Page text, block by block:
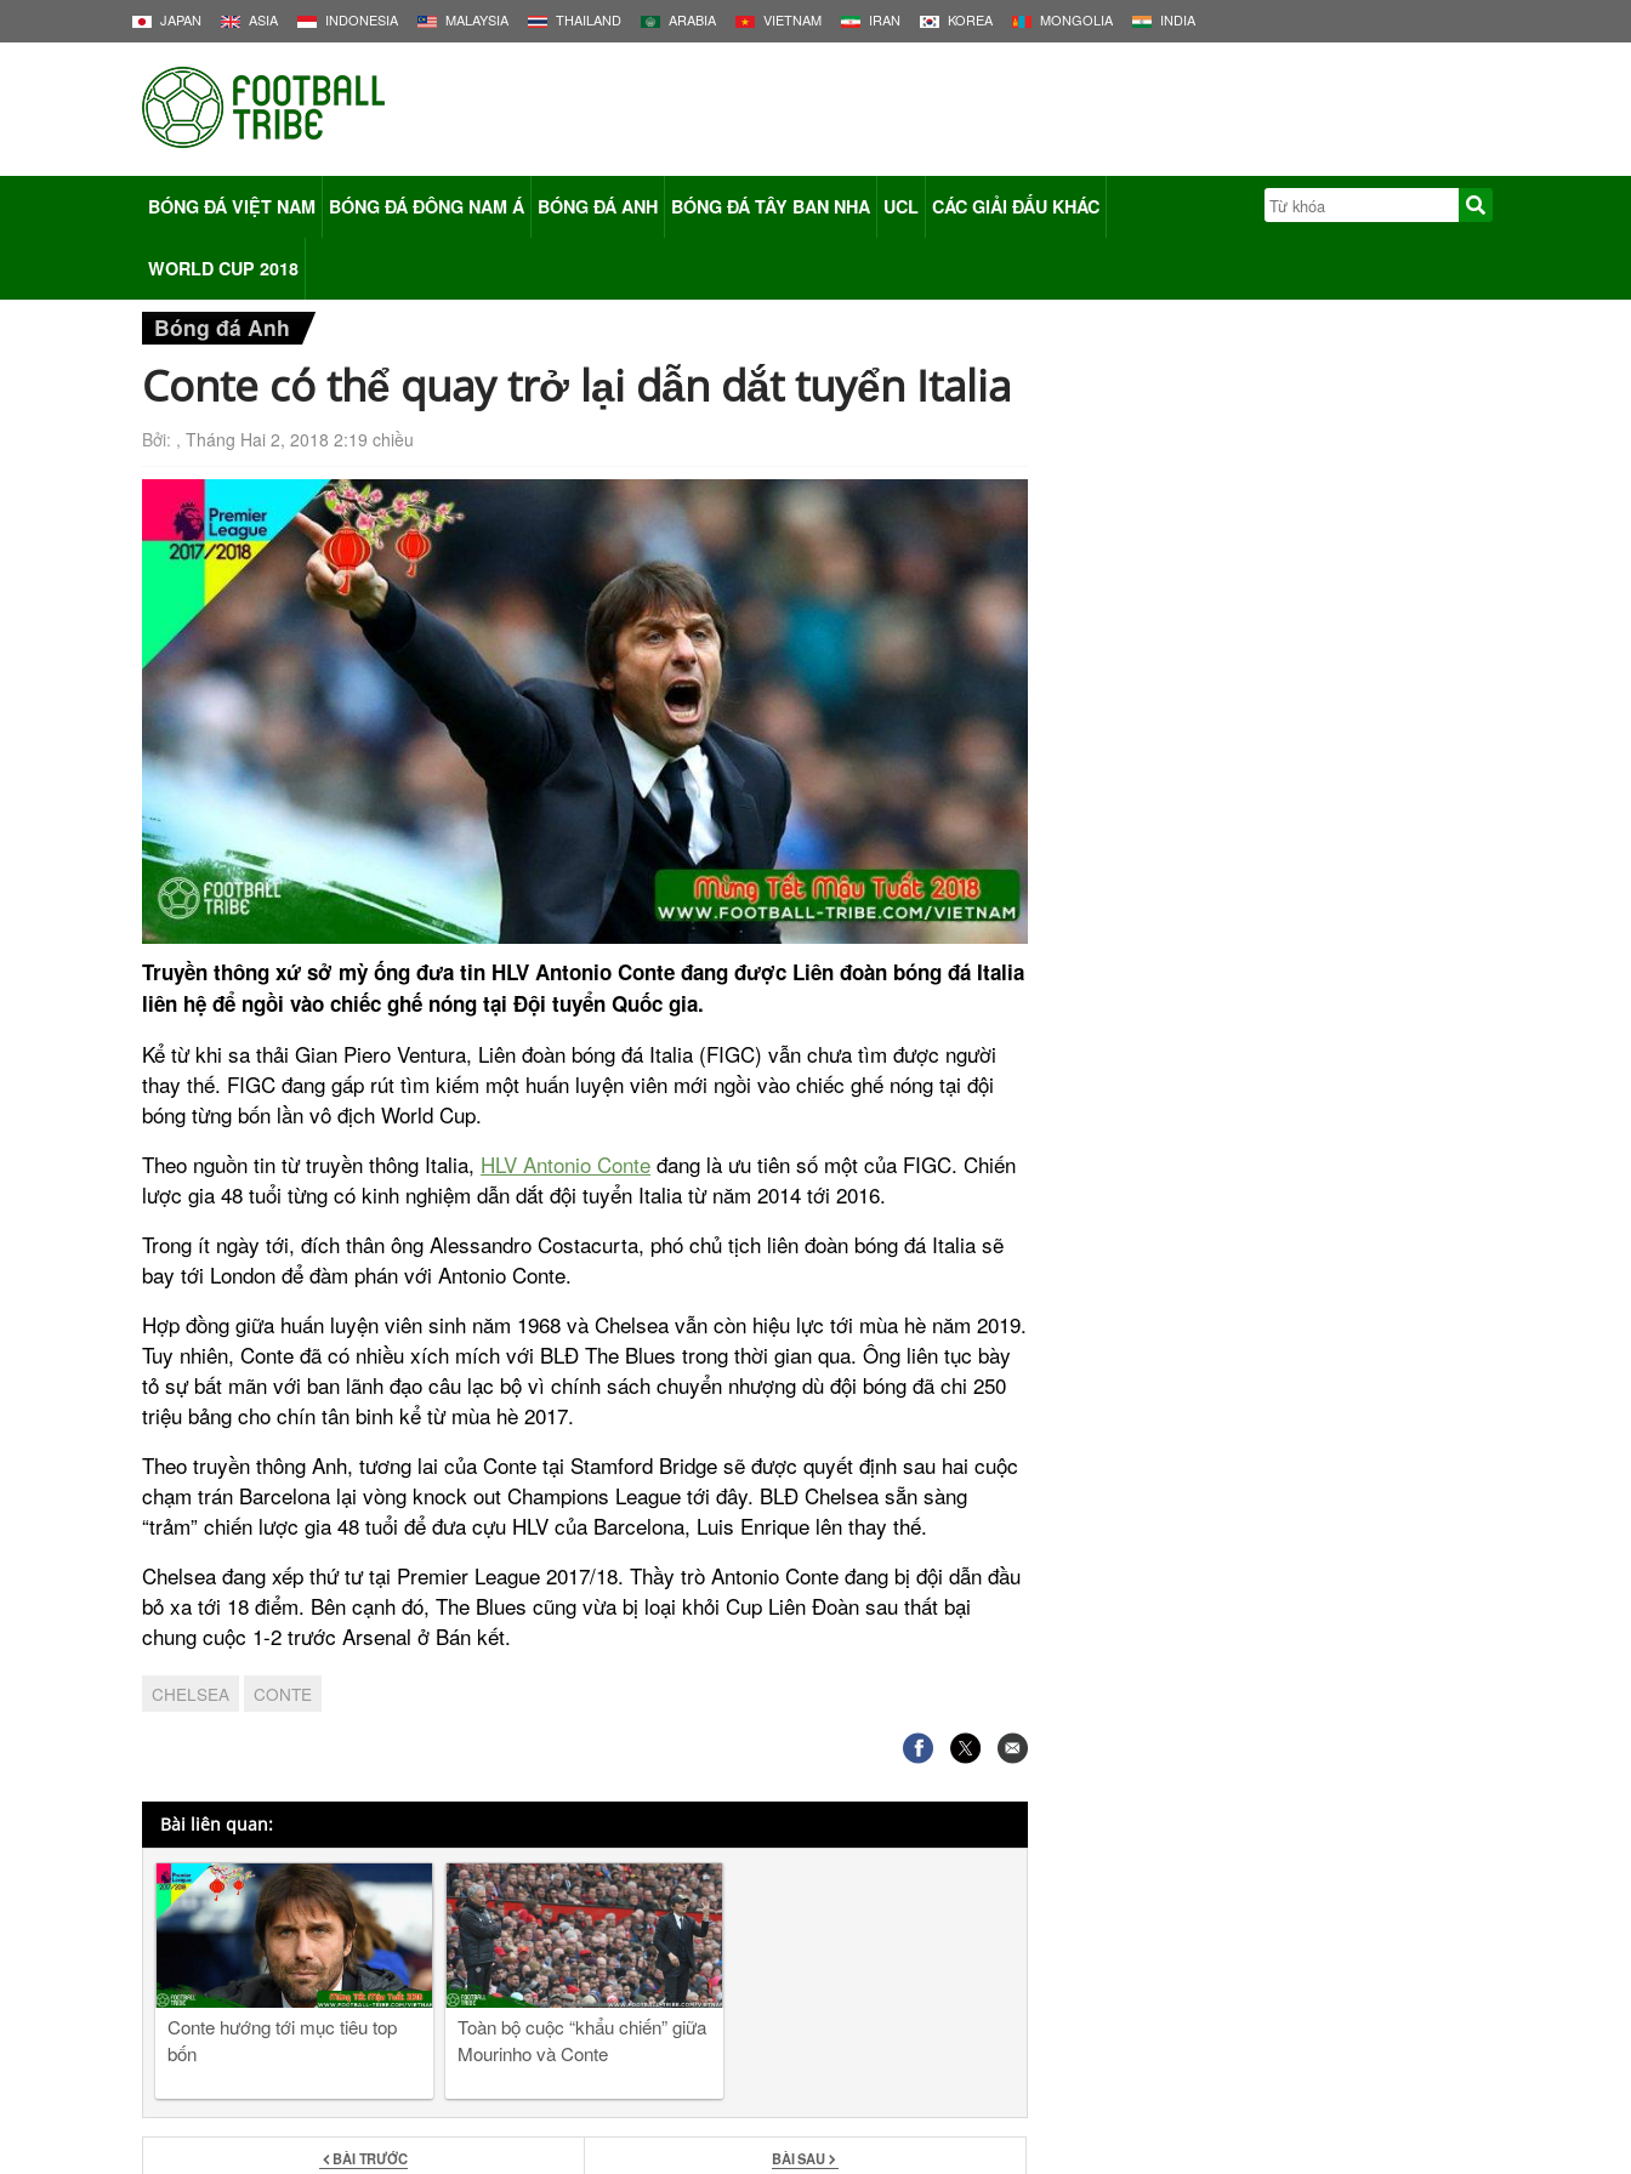
JAPAN ASIA INDONESIA MALAYSIA THAILAND ARABIA VIETNAM IRAN KOREA MONGOLIA INDIA
BÓNG ĐÁ VIỆT NAM BÓNG ĐÁ ĐÔNG NAM Á BÓNG ĐÁ ANH BÓNG ĐÁ TÂY BAN NHA UCL CÁC GIẢI ĐẤU KHÁC
WORLD CUP 2018
Bóng đá Anh
Conte có thể quay trở lại dẫn dắt tuyển Italia
Bởi: , Tháng Hai 2, 2018 2:19 chiều
Truyền thông xứ sở mỳ ống đưa tin HLV Antonio Conte đang được Liên đoàn bóng đá Italia
liên hệ để ngồi vào chiếc ghế nóng tại Đội tuyển Quốc gia.
Kể từ khi sa thải Gian Piero Ventura, Liên đoàn bóng đá Italia (FIGC) vẫn chưa tìm được người
thay thế. FIGC đang gấp rút tìm kiếm một huấn luyện viên mới ngồi vào chiếc ghế nóng tại đội
bóng từng bốn lần vô địch World Cup.
Theo nguồn tin từ truyền thông Italia, HLV Antonio Conte đang là ưu tiên số một của FIGC. Chiến
lược gia 48 tuổi từng có kinh nghiệm dẫn dắt đội tuyển Italia từ năm 2014 tới 2016.
Trong ít ngày tới, đích thân ông Alessandro Costacurta, phó chủ tịch liên đoàn bóng đá Italia sẽ
bay tới London để đàm phán với Antonio Conte.
Hợp đồng giữa huấn luyện viên sinh năm 1968 và Chelsea vẫn còn hiệu lực tới mùa hè năm 2019.
Tuy nhiên, Conte đã có nhiều xích mích với BLĐ The Blues trong thời gian qua. Ông liên tục bày
tỏ sự bất mãn với ban lãnh đạo câu lạc bộ vì chính sách chuyển nhượng dù đội bóng đã chi 250
triệu bảng cho chín tân binh kể từ mùa hè 2017.
Theo truyền thông Anh, tương lai của Conte tại Stamford Bridge sẽ được quyết định sau hai cuộc
chạm trán Barcelona lại vòng knock out Champions League tới đây. BLĐ Chelsea sẵn sàng
“trảm” chiến lược gia 48 tuổi để đưa cựu HLV của Barcelona, Luis Enrique lên thay thế.
Chelsea đang xếp thứ tư tại Premier League 2017/18. Thầy trò Antonio Conte đang bị đội dẫn đầu
bỏ xa tới 18 điểm. Bên cạnh đó, The Blues cũng vừa bị loại khỏi Cup Liên Đoàn sau thất bại
chung cuộc 1-2 trước Arsenal ở Bán kết.
CHELSEA CONTE
Bài liên quan:
Conte hướng tới mục tiêu top
bốn
Toàn bộ cuộc “khẩu chiến” giữa
Mourinho và Conte
BÀI TRƯỚC BÀI SAU